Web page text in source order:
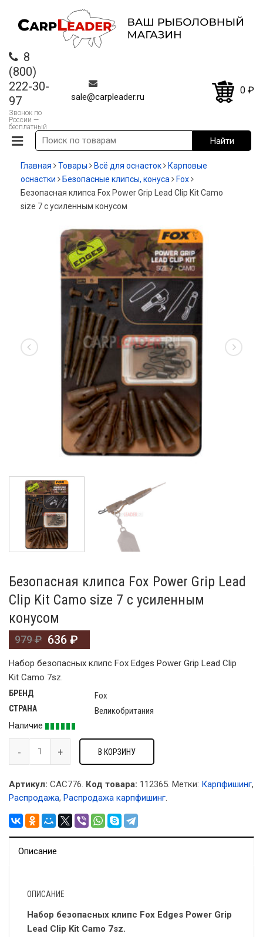
8
(800)
222-30-
97
Звонок по
России —
бесплатный
sale@carpleader.ru
0 ₽
Главная Товары Всё для оснасток
Карповые
оснастки
Безопасные клипсы, конуса
Fox
Безопасная клипса Fox Power Grip Lead Clip Kit Camo
size 7 с усиленным конусом
Безопасная клипса Fox Power Grip Lead
Clip Kit Camo size 7 с усиленным
конусом
979₽ 636 ₽
Набор безопасных клипс Fox Edges Power Grip Lead Clip
Kit Camo 7sz.
БРЕНД Fox
СТРАНА
Великобритания
Наличие
В КОРЗИНУ
Артикул: CAC776. Код товара: 112365. Метки: Карпфишинг,
Распродажа, Распродажа карпфишинг.
Описание
ОПИСАНИЕ
Набор безопасных клипс Fox Edges Power Grip
Lead Clip Kit Camo 7sz.